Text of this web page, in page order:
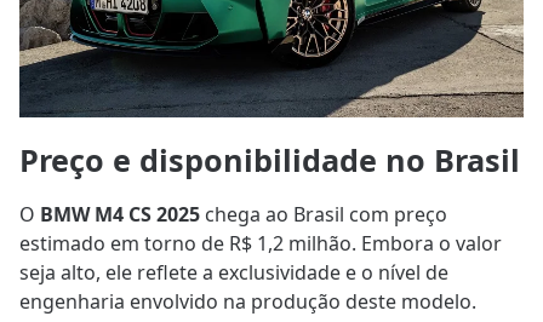
Preço e disponibilidade no Brasil
O BMW M4 CS 2025 chega ao Brasil com preço
estimado em torno de R$ 1,2 milhão. Embora o valor
seja alto, ele reflete a exclusividade e o nível de
engenharia envolvido na produção deste modelo.